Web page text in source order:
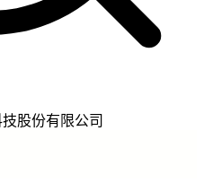
股份有限公司